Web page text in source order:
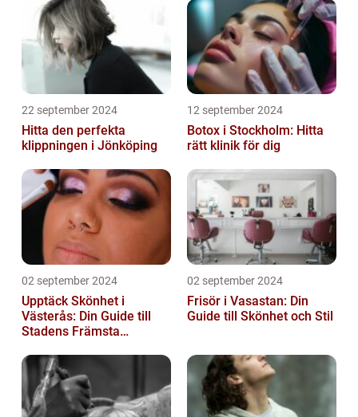
22 september 2024
Hitta den perfekta
klippningen i Jönköping
12 september 2024
Botox i Stockholm: Hitta
rätt klinik för dig
02 september 2024
Upptäck Skönhet i
Västerås: Din Guide till
Stadens Främsta
02 september 2024
Frisör i Vasastan: Din
Guide till Skönhet och Stil